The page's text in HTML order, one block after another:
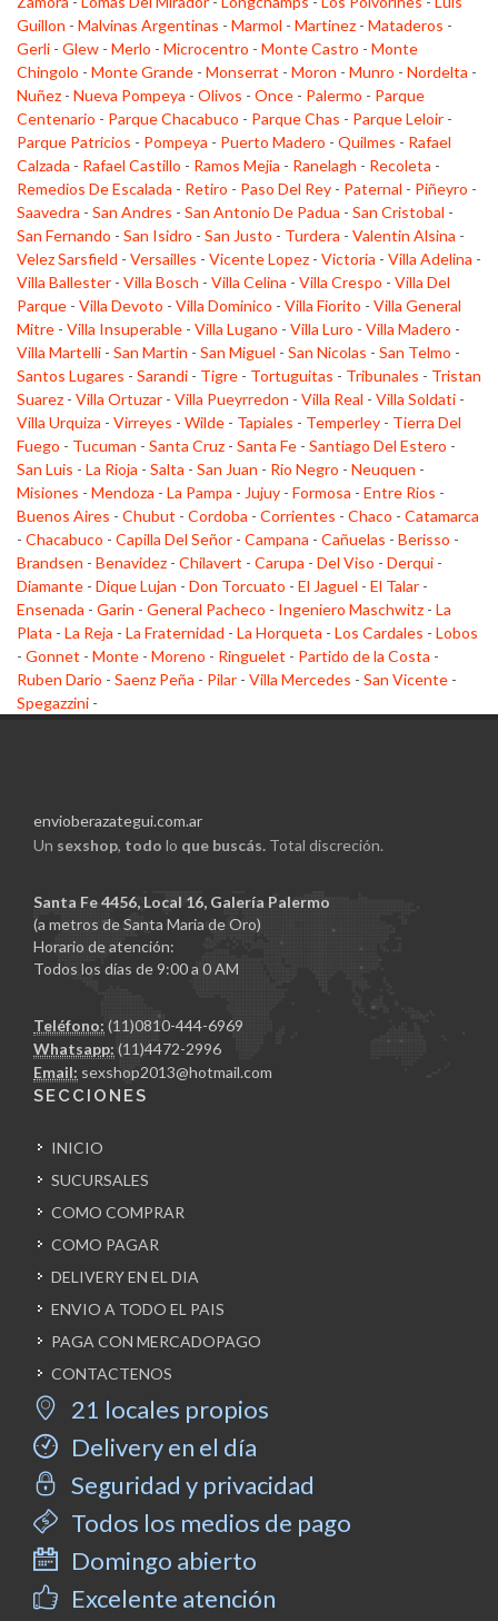
Guillon - Malvinas Argentinas - Marmol - Martinez - Mataderos -
Gerli - Glew - Merlo - Microcentro - Monte Castro - Monte
Chingolo - Monte Grande - Monserrat - Moron - Munro - Nordelta -
Nuñez - Nueva Pompeya - Olivos - Once - Palermo - Parque
Centenario - Parque Chacabuco - Parque Chas - Parque Leloir -
Parque Patricios - Pompeya - Puerto Madero - Quilmes - Rafael
Calzada - Rafael Castillo - Ramos Mejia - Ranelagh - Recoleta -
Remedios De Escalada - Retiro - Paso Del Rey - Paternal - Piñeyro -
Saavedra - San Andres - San Antonio De Padua - San Cristobal -
San Fernando - San Isidro - San Justo - Turdera - Valentin Alsina -
Velez Sarsfield - Versailles - Vicente Lopez - Victoria - Villa Adelina -
Villa Ballester - Villa Bosch - Villa Celina - Villa Crespo - Villa Del
Parque - Villa Devoto - Villa Dominico - Villa Fiorito - Villa General
Mitre - Villa Insuperable - Villa Lugano - Villa Luro - Villa Madero -
Villa Martelli - San Martin - San Miguel - San Nicolas - San Telmo -
Santos Lugares - Sarandi - Tigre - Tortuguitas - Tribunales - Tristan
Suarez - Villa Ortuzar - Villa Pueyrredon - Villa Real - Villa Soldati -
Villa Urquiza - Virreyes - Wilde - Tapiales - Temperley - Tierra Del
Fuego - Tucuman - Santa Cruz - Santa Fe - Santiago Del Estero -
San Luis - La Rioja - Salta - San Juan - Rio Negro - Neuquen -
Misiones - Mendoza - La Pampa - Jujuy - Formosa - Entre Rios -
Buenos Aires - Chubut - Cordoba - Corrientes - Chaco - Catamarca
- Chacabuco - Capilla Del Señor - Campana - Cañuelas - Berisso -
Brandsen - Benavidez - Chilavert - Carupa - Del Viso - Derqui -
Diamante - Dique Lujan - Don Torcuato - El Jaguel - El Talar -
Ensenada - Garin - General Pacheco - Ingeniero Maschwitz - La
Plata - La Reja - La Fraternidad - La Horqueta - Los Cardales - Lobos
- Gonnet - Monte - Moreno - Ringuelet - Partido de la Costa -
Ruben Dario - Saenz Peña - Pilar - Villa Mercedes - San Vicente -
Spegazzini -
envioberazategui.com.ar
Un sexshop, todo lo que buscás. Total discreción.
Santa Fe 4456, Local 16, Galería Palermo
(a metros de Santa Maria de Oro)
Horario de atención:
Todos los días de 9:00 a 0 AM
Teléfono: (11)0810-444-6969
Whatsapp: (11)4472-2996
Email: sexshop2013@hotmail.com
SECCIONES
INICIO
SUCURSALES
COMO COMPRAR
COMO PAGAR
DELIVERY EN EL DIA
ENVIO A TODO EL PAIS
PAGA CON MERCADOPAGO
CONTACTENOS
21 locales propios
Delivery en el día
Seguridad y privacidad
Todos los medios de pago
Domingo abierto
Excelente atención